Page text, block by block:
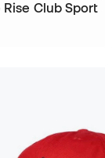
Club Sport